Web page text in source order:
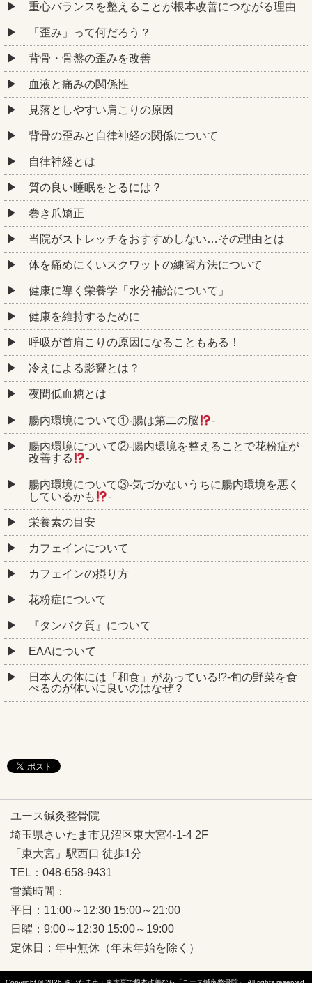
重心バランスを整えることが根本改善につながる理由
「歪み」って何だろう？
背骨・骨盤の歪みを改善
血液と痛みの関係性
見落としやすい肩こりの原因
背骨の歪みと自律神経の関係について
自律神経とは
質の良い睡眠をとるには？
巻き爪矯正
当院がストレッチをおすすめしない…その理由とは
体を痛めにくいスクワットの練習方法について
健康に導く栄養学「水分補給について」
健康を維持するために
呼吸が首肩こりの原因になることもある！
冷えによる影響とは？
夜間低血糖とは
腸内環境について①‐腸は第二の脳 ‐
腸内環境について②‐腸内環境を整えることで花粉症が
改善する
‐
腸内環境について③‐気づかないうちに腸内環境を悪く
しているかも
‐
栄養素の目安
カフェインについて
カフェインの摂り方
花粉症について
『タンパク質』について
EAAについて
日本人の体には「和食」があっている!?-旬の野菜を食
べるのが体いに良いのはなぜ？
ユース鍼灸整骨院
埼玉県さいたま市見沼区東大宮4-1-4 2F
「東大宮」駅西口 徒歩1分
TEL：048-658-9431
営業時間：
平日：11:00～12:30 15:00～21:00
日曜：9:00～12:30 15:00～19:00
定休日：年中無休（年末年始を除く）